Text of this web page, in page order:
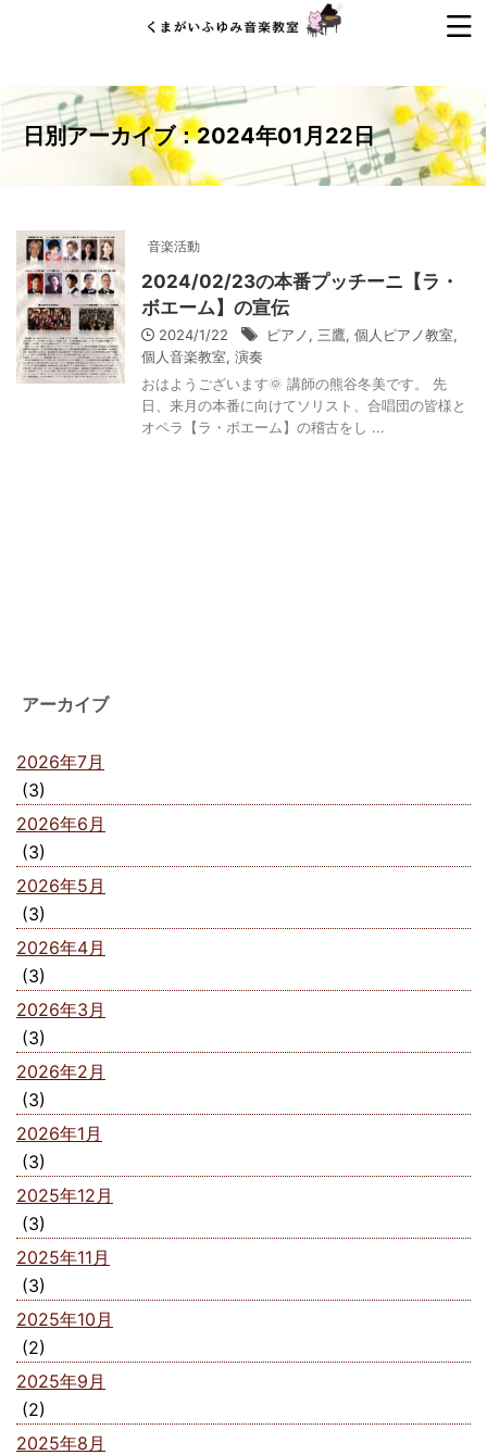
日別アーカイブ：2024年01月22日
音楽活動
2024/02/23の本番プッチーニ【ラ・
ボエーム】の宣伝
2024/1/22 ピアノ, 三鷹, 個人ピアノ教室,
個人音楽教室, 演奏
おはようございます🌞 講師の熊谷冬美です。 先
日、来月の本番に向けてソリスト、合唱団の皆様と
オペラ【ラ・ボエーム】の稽古をし ...
アーカイブ
2026年7月
(3)
2026年6月
(3)
2026年5月
(3)
2026年4月
(3)
2026年3月
(3)
2026年2月
(3)
2026年1月
(3)
2025年12月
(3)
2025年11月
(3)
2025年10月
(2)
2025年9月
(2)
2025年8月